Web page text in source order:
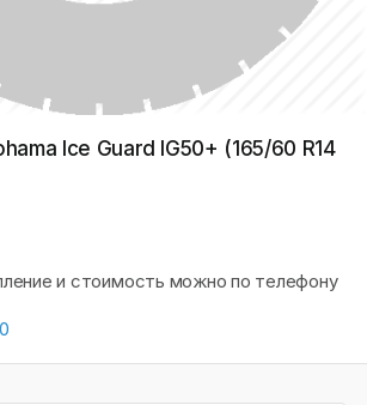
Ice Guard IG50+ (165/60 R14
и стоимость можно по телефону